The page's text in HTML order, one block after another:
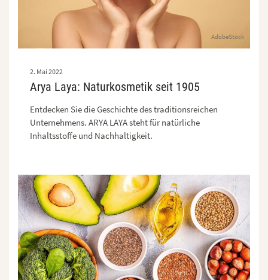
AdobeStock
Arya Laya: Naturkosmetik seit 1905
2. Mai 2022
Entdecken Sie die Geschichte des traditionsreichen
Unternehmens. ARYA LAYA steht für natürliche
Inhaltsstoffe und Nachhaltigkeit.